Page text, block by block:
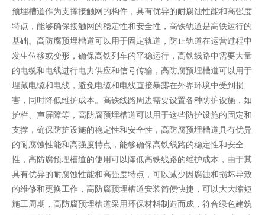
预埋槽道作为支撑接触网的构件，具有优异的耐腐蚀性能和高强度
特点，能够确保接触网的稳定性和安全性，高铁轨道是高铁运行的
基础。高防腐预埋槽道可以用于固定轨道，防止轨道在运营过程中
发生位移或变形，确保高铁列车的平稳运行，高铁线路中需要大量
的电缆和电线进行电力供应和信号传输，高防腐预埋槽道可以用于
埋藏电缆和电线，避免电缆和电线直接暴露在外界环境中受到损
害，同时降低维护成本。高铁线路周边需要设置各种防护设施，如
护栏、声屏障等，高防腐预埋槽道可以用于这些防护设施的固定和
支撑，确保防护设施的稳定性和安全性，高防腐预埋槽道具有优异
的耐腐蚀性能和高强度特点，能够确保高铁线路的稳定性和安全
性，高防腐预埋槽道的使用可以降低高铁线路的维护成本，由于其
具有优异的耐腐蚀性能和高强度特点，可以减少因腐蚀和损坏导致
的维修和更换工作，高防腐预埋槽道安装简便快捷，可以大大缩短
施工周期，高防腐预埋槽道采用环保材料制造而成，符合绿色建筑